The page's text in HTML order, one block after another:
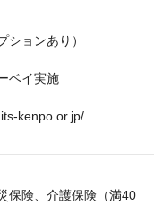
ションあり）
ベイ実施
kenpo.or.jp/
保険、介護保険（満40